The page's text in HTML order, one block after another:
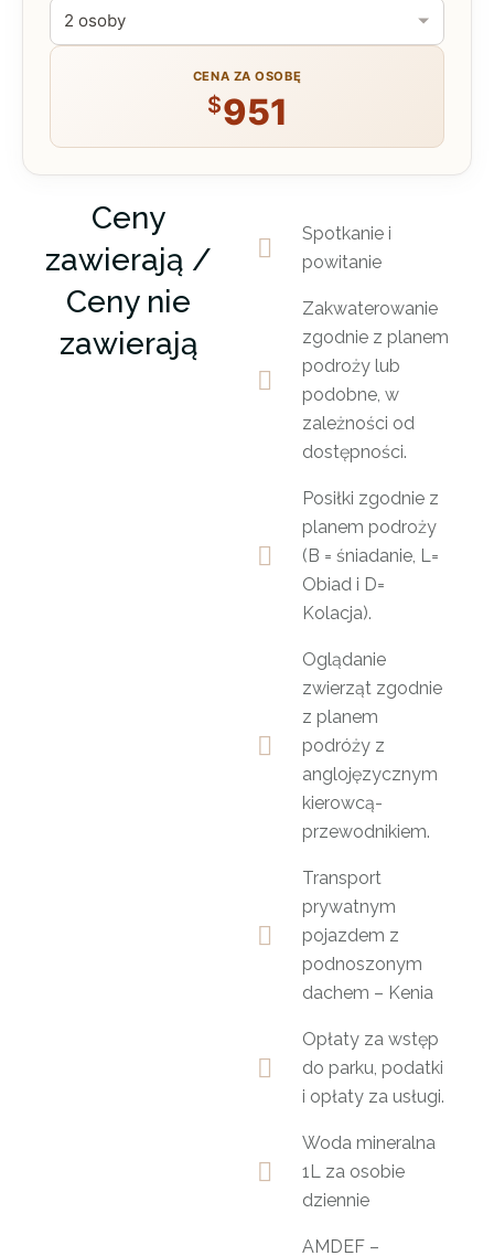
CENA ZA OSOBĘ
$951
Ceny
zawierają /
Ceny nie
zawierają
Spotkanie i
powitanie
Zakwaterowanie
zgodnie z planem
podroży lub
podobne, w
zależności od
dostępności.
Posiłki zgodnie z
planem podroży
(B = śniadanie, L=
Obiad i D=
Kolacja).
Oglądanie
zwierząt zgodnie
z planem
podróży z
anglojęzycznym
kierowcą-
przewodnikiem.
Transport
prywatnym
pojazdem z
podnoszonym
dachem – Kenia
Opłaty za wstęp
do parku, podatki
i opłaty za usługi.
Woda mineralna
1L za osobie
dziennie
AMDEF –